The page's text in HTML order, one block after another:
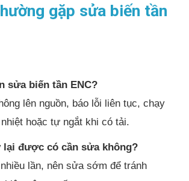
gặp sửa biến tần
sửa biến tần ENC?
lên nguồn, báo lỗi liên tục, chạy
hoặc tự ngắt khi có tải.
lại được có cần sửa không?
lần, nên sửa sớm để tránh